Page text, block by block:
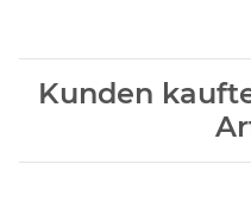
Kunden